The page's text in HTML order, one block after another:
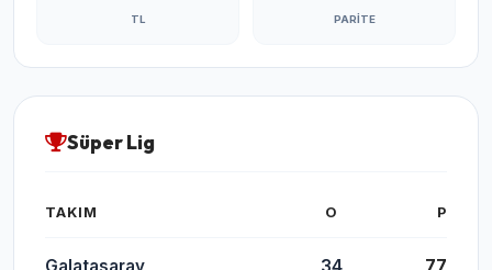
TL PARITE
Süper Lig
TAKIM O P
Galatasaray 34 77